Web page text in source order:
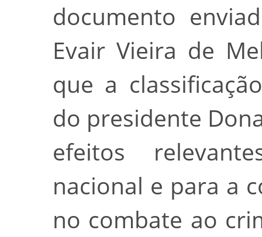
documento
Evair Vieira de
que a
do presidente
efeitos
nacional e para a
no combate ao